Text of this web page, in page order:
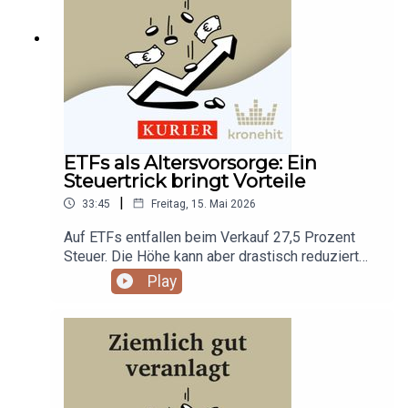
ETFs als Altersvorsorge: Ein
Steuertrick bringt Vorteile
33:45 | Freitag, 15. Mai 2026
Auf ETFs entfallen beim Verkauf 27,5 Prozent
Steuer. Die Höhe kann aber drastisch reduziert
werden. Robert und Rüdiger erklären, wie das
geht.Erwähnte Titel: Shell, Fox Corp., NYT, Agrana,
Bayer, Japan TobaccoDieser Podcast wird
unterstützt von Raiffeisenfonds, einer Marke der
Raiffeisen Kapitalanlage GmbH. Über Geld zu
reden ist wichtig, um finanzielle Transparenz und
Verständnis zu fördern. Es hilft,
Play